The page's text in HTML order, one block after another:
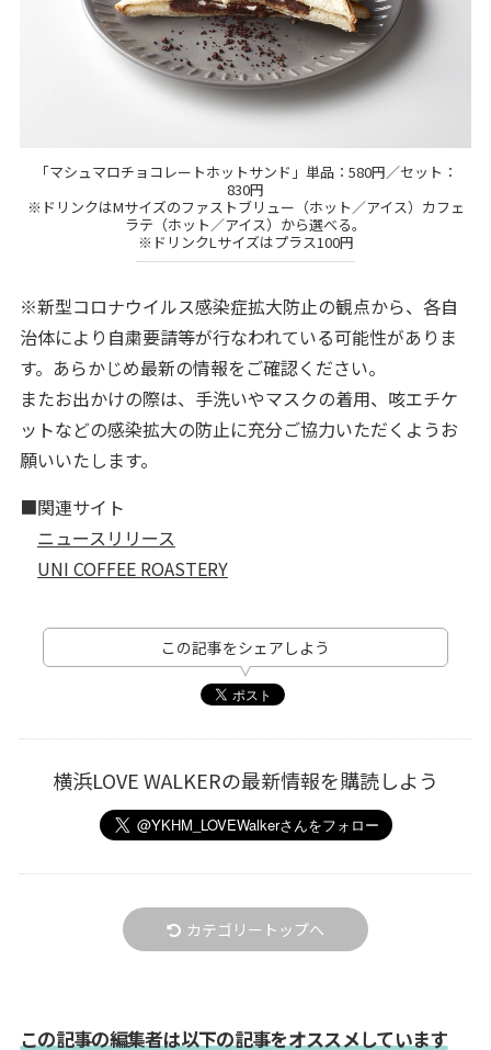
「マシュマロチョコレートホットサンド」単品：580円／セット：
830円
※ドリンクはMサイズのファストブリュー（ホット／アイス）カフェ
ラテ（ホット／アイス）から選べる。
※ドリンクLサイズはプラス100円
※新型コロナウイルス感染症拡大防止の観点から、各自
治体により自粛要請等が行なわれている可能性がありま
す。あらかじめ最新の情報をご確認ください。
またお出かけの際は、手洗いやマスクの着用、咳エチケ
ットなどの感染拡大の防止に充分ご協力いただくようお
願いいたします。
■関連サイト
ニュースリリース
UNI COFFEE ROASTERY
この記事をシェアしよう
横浜LOVE WALKERの最新情報を購読しよう
カテゴリートップへ
この記事の編集者は以下の記事をオススメしています